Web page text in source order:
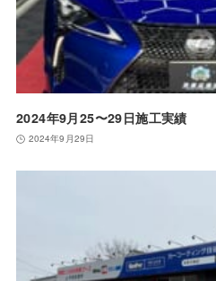
2024年9月25〜29日施工実績
2024年9月29日